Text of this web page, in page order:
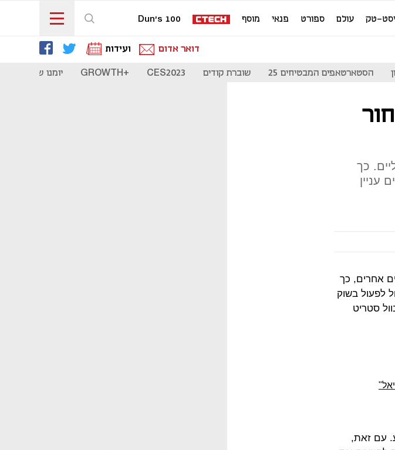
טק עולם ספורט פנאי מוסף Dun's 100
דואר אדום ועידות
הסטארטאפים המבטיחים 25 שוברת קודים CES2023
+GROWTH יומנו של
כך
עניין
אחרים, כך
לפעול בשוק
סטריט
עם זאת,